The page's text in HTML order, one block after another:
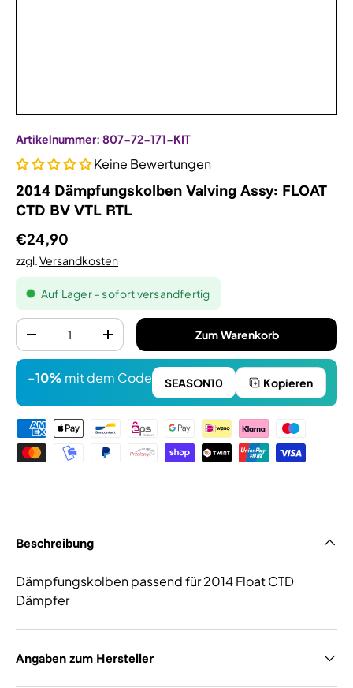
Artikelnummer: 807-72-171-KIT
Keine Bewertungen
2014 Dämpfungskolben Valving Assy: FLOAT
CTD BV VTL RTL
€24,90
zzgl.Versandkosten
Auf Lager – sofort versandfertig
Anzahl
-
+ Zum Warenkorb
-10% mit dem Code SEASON10 Kopieren
Zahlungsmethoden
Beschreibung
Dämpfungskolben passend für 2014 Float CTD
Dämpfer
Angaben zum Hersteller